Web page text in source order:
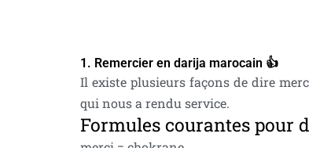
1. Remercier en darija marocain 👍
Il existe plusieurs façons de dire
qui nous a rendu service.
Formules courantes pour